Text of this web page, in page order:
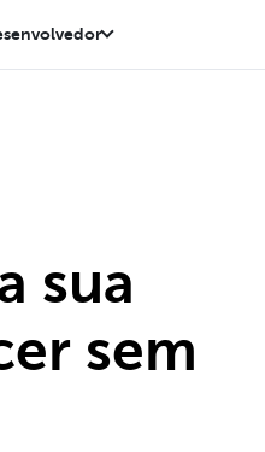
sua
sem